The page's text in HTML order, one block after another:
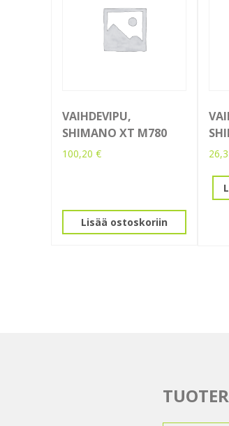
VAIHDEVIPU,
SHIMANO XT M780
100,20 €
Lisää ostoskoriin